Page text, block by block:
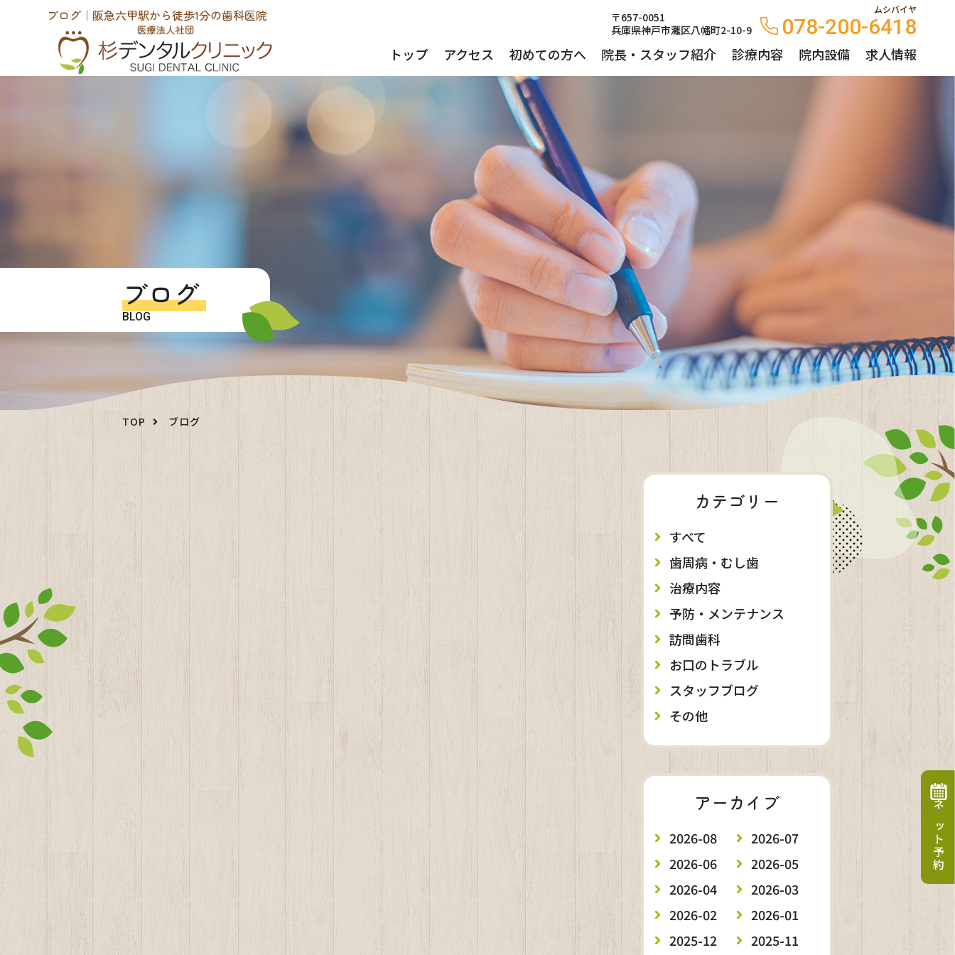
ブログ｜阪急六甲駅から徒歩1分の歯科医院
〒657-0051
兵庫県神戸市灘区八幡町2-10-9
ムシバイヤ
078-200-6418
トップ アクセス 初めての方へ 院長・スタッフ紹介 診療内容 院内設備 求人情報
ブログ
BLOG
TOP ブログ
カテゴリー
すべて
歯周病・むし歯
治療内容
予防・メンテナンス
訪問歯科
お口のトラブル
スタッフブログ
その他
アーカイブ
2026-08
2026-07
2026-06
2026-05
2026-04
2026-03
2026-02
2026-01
2025-12
2025-11
ネット予約